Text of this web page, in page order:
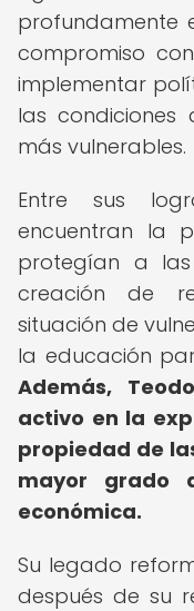
profundamente
compromiso
implementar
las
más vulnerables.
Entre sus
encuentran la
protegían a
creación de
situación de
la educación
Además,
activo en la
propiedad de
mayor grado
económica.
Su legado
después de su